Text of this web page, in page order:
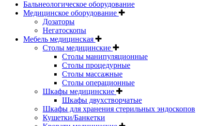
Бальнеологическое оборудование
Медицинское оборудование
Дозаторы
Негатоскопы
Мебель медицинская
Столы медицинские
Столы манипуляционные
Столы процедурные
Столы массажные
Столы операционные
Шкафы медицинские
Шкафы двухстворчатые
Шкафы для хранения стерильных эндоскопов
Кушетки/Банкетки